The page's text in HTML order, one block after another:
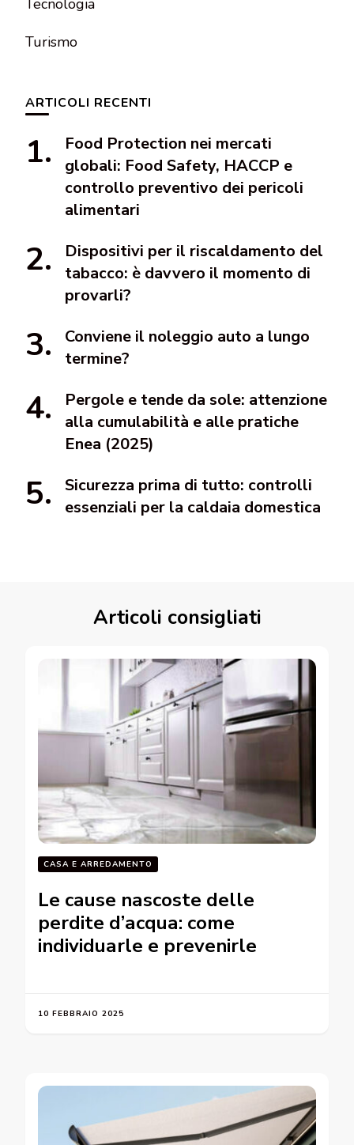
Turismo
ARTICOLI RECENTI
Food Protection nei mercati
globali: Food Safety, HACCP e
controllo preventivo dei pericoli
alimentari
Dispositivi per il riscaldamento del
tabacco: è davvero il momento di
provarli?
Conviene il noleggio auto a lungo
termine?
Pergole e tende da sole: attenzione
alla cumulabilità e alle pratiche
Enea (2025)
Sicurezza prima di tutto: controlli
essenziali per la caldaia domestica
Articoli consigliati
CASA E ARREDAMENTO
Le cause nascoste delle
perdite d’acqua: come
individuarle e prevenirle
10 FEBBRAIO 2025